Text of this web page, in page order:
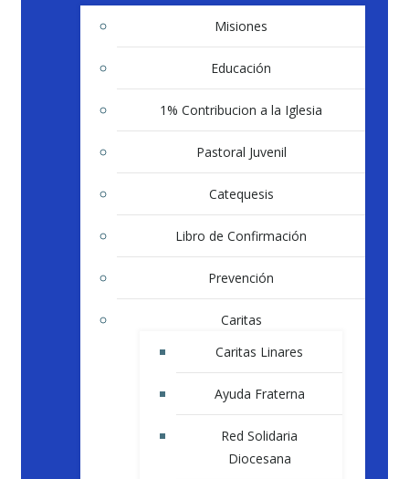
Misiones
Educación
1% Contribucion a la Iglesia
Pastoral Juvenil
Catequesis
Libro de Confirmación
Prevención
Caritas
Caritas Linares
Ayuda Fraterna
Red Solidaria
Diocesana